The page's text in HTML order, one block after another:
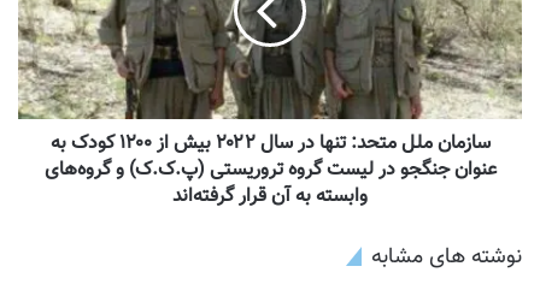
سازمان ملل متحد: تنها در سال ۲۰۲۲ بیش از ۱۲۰۰ کودک به
عنوان جنگجو در لیست گروه تروریستی (پ‌.ک‌.ک) و گروه‌های
وابسته به آن قرار گرفته‌اند
نوشته های مشابه